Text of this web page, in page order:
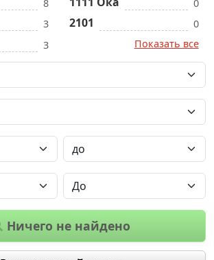
8
3
3
0
2101
0
Показать все
Ничего не найдено